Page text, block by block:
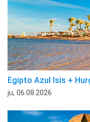
Egipto Azul Isis +
ju, 06.08.2026